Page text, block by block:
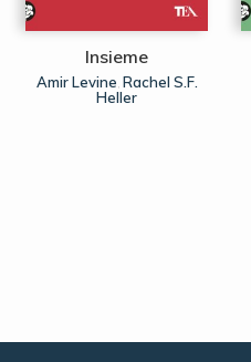
Insieme
Amir Levine, Rachel S.F.
Heller